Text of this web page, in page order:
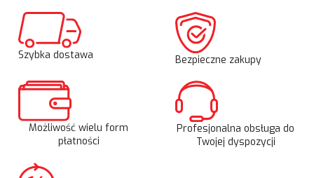
Szybka dostawa Bezpieczne zakupy
Możliwość wielu form
płatności
Profesjonalna obsługa do
Twojej dyspozycji